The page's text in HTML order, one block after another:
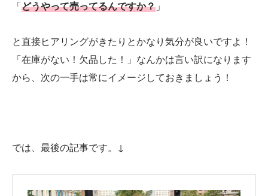
「どうやって売ってるんですか？ 」
と直接ヒアリングがきたりとかなり気分が良いですよ！
「在庫がない！欠品した！」なんかは言い訳になります
から、次の一手は常にイメージしておきましょう！
では、最後の記事です。↓